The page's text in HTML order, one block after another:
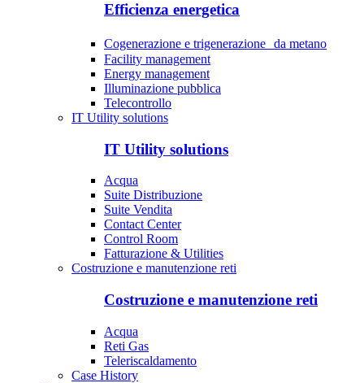
Efficienza energetica
Cogenerazione e trigenerazione da metano
Facility management
Energy management
Illuminazione pubblica
Telecontrollo
IT Utility solutions
IT Utility solutions
Acqua
Suite Distribuzione
Suite Vendita
Contact Center
Control Room
Fatturazione & Utilities
Costruzione e manutenzione reti
Costruzione e manutenzione reti
Acqua
Reti Gas
Teleriscaldamento
Case History